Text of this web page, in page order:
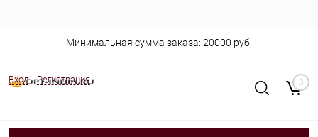
Вход Регистрация
Минимальная сумма заказа: 20000 руб.
0